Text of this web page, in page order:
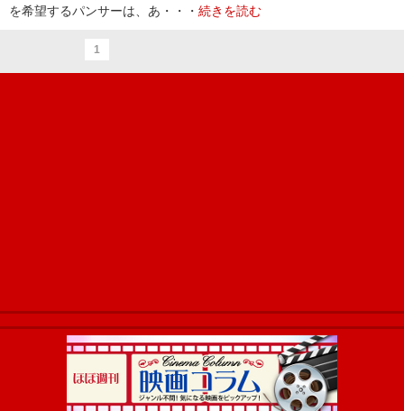
を希望するパンサーは、あ・・・ 続きを読む
1